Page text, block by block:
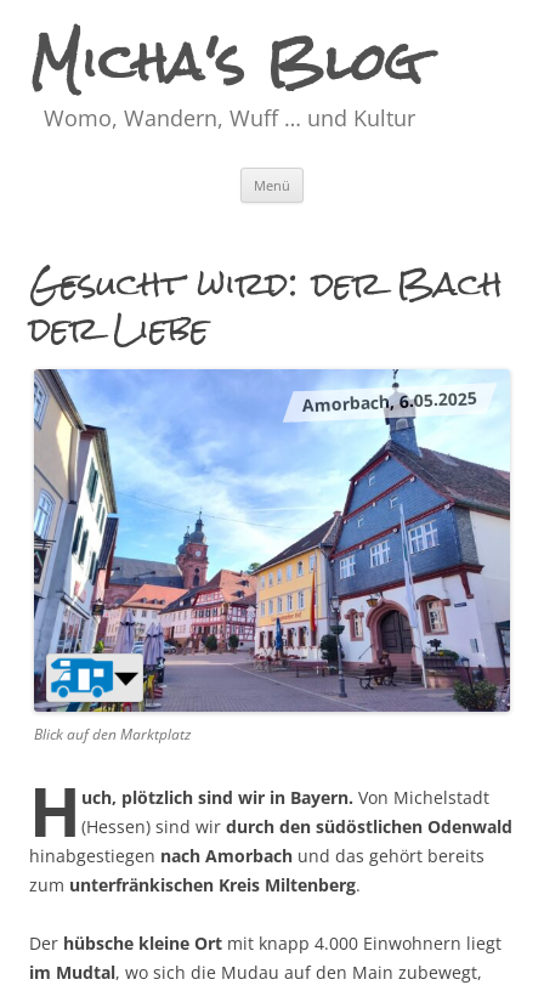
Micha's Blog
Womo, Wandern, Wuff … und Kultur
Menü
Gesucht wird: der Bach
der Liebe
Amorbach, 6.05.2025
Blick auf den Marktplatz
H uch, plötzlich sind wir in Bayern. Von Michelstadt
(Hessen) sind wir durch den südöstlichen Odenwald
hinabgestiegen nach Amorbach und das gehört bereits
zum unterfränkischen Kreis Miltenberg.
Der hübsche kleine Ort mit knapp 4.000 Einwohnern liegt
im Mudtal, wo sich die Mudau auf den Main zubewegt,